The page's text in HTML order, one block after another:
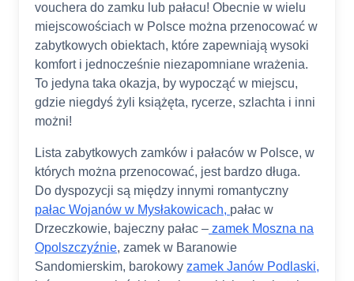
vouchera do zamku lub pałacu! Obecnie w wielu
miejscowościach w Polsce można przenocować w
zabytkowych obiektach, które zapewniają wysoki
komfort i jednocześnie niezapomniane wrażenia.
To jedyna taka okazja, by wypocząć w miejscu,
gdzie niegdyś żyli książęta, rycerze, szlachta i inni
możni!
Lista zabytkowych zamków i pałaców w Polsce, w
których można przenocować, jest bardzo długa.
Do dyspozycji są między innymi romantyczny
pałac Wojanów w Mysłakowicach, pałac w
Drzeczkowie, bajeczny pałac – zamek Moszna na
Opolszczyźnie, zamek w Baranowie
Sandomierskim, barokowy zamek Janów Podlaski,